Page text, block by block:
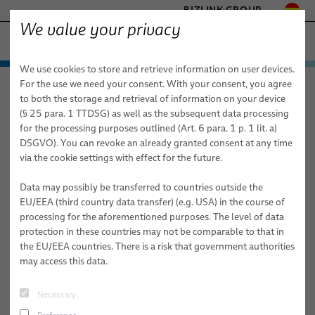
BIZLINK GROUP
- ENGINEERED SOLUTIONS
HEALTHCARE
MARINE
MOBILITY
SEMICONDUCTOR TECHNOLOGY
SILICONE CABLE SOLUTIONS
TELECOM & NETWORKING
Productos y servicios
Tecnología de accionamiento
FieldLink® Cables
Montajes de cables
Servicios
Robótica
Sistemas de gestión de cables robóticos
Cables robóticos para aplicaciones de automatización
industrial
Montaje de cables para robótica
Mangueras y tubos robóticos industriales para aplicaciones
Robótica servicios
Robots listos para la integración & puesta en marcha
Servicios de sistemas de gestión de cables robóticos
Programación de robots, PLC y offline
Aplicaciones
Tecnología de accionamiento
Robótica
Soldadura por arco
Clinchado
Pegado
Robótica médica
Noticias
Red de ventas
Sobre nosotros
Calidad
Investigación y desarrollo
Publicaciones
Automatización & maquinaria industrial Noticias Artículo
26.02.2024
Los cables PROFINET verdes de BizLink
son verdes en dos sentidos
Los cables con camisa exterior de origen vegetal proporcionan un
rendimiento excepcional y minimizan el impacto medioambiental.
#TECNOLOGÍA DE ACCIONAMIENTO
We value your privacy
We use cookies to store and retrieve information on user devices.
For the use we need your consent. With your consent, you agree
to both the storage and retrieval of information on your device
(§ 25 para. 1 TTDSG) as well as the subsequent data processing
for the processing purposes outlined (Art. 6 para. 1 p. 1 lit. a)
DSGVO). You can revoke an already granted consent at any time
via the cookie settings with effect for the future.
Data may possibly be transferred to countries outside the
EU/EEA (third country data transfer) (e.g. USA) in the course of
processing for the aforementioned purposes. The level of data
protection in these countries may not be comparable to that in
the EU/EEA countries. There is a risk that government authorities
may access this data.
Necessary